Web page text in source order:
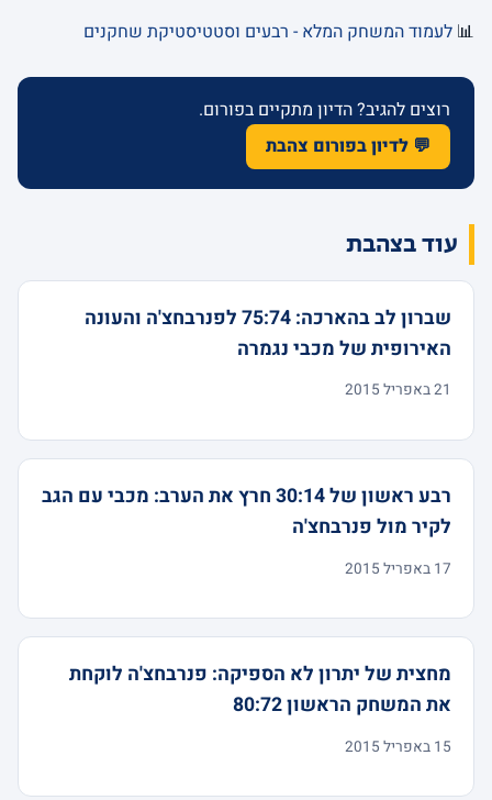
📊 לעמוד המשחק המלא - רבעים וסטטיסטיקת שחקנים
רוצים להגיב? הדיון מתקיים בפורום.
💬 לדיון בפורום צהבת
עוד בצהבת
שברון לב בהארכה: 75:74 לפנרבחצ'ה והעונה
האירופית של מכבי נגמרה
21 באפריל 2015
רבע ראשון של 30:14 חרץ את הערב: מכבי עם הגב
לקיר מול פנרבחצ'ה
17 באפריל 2015
מחצית של יתרון לא הספיקה: פנרבחצ'ה לוקחת
את המשחק הראשון 80:72
15 באפריל 2015